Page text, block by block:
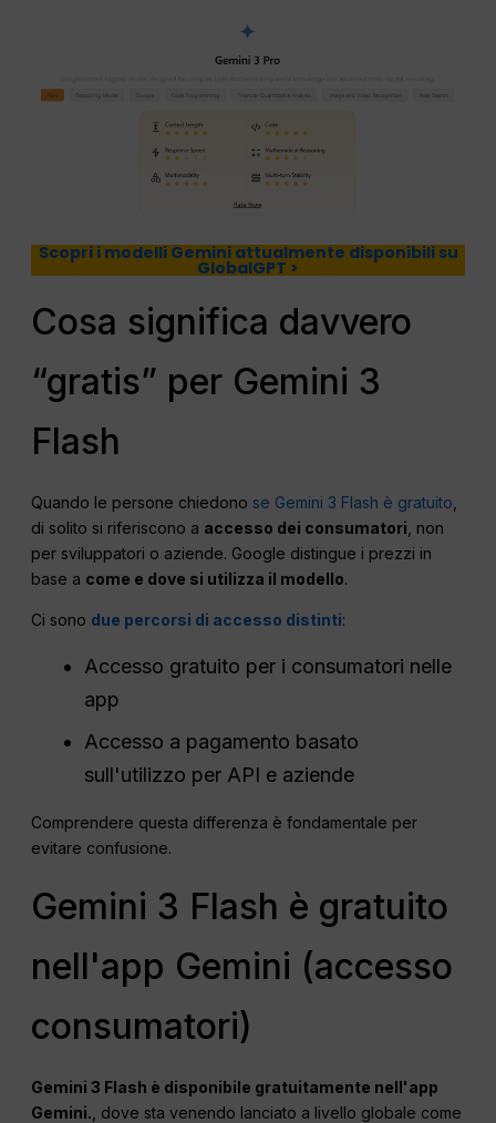
Scopri i modelli Gemini attualmente disponibili su
GlobalGPT >
Cosa significa davvero
“gratis” per Gemini 3
Flash
Quando le persone chiedono se Gemini 3 Flash è gratuito
di solito si riferiscono a accesso dei consumatori , non
per sviluppatori o aziende. Google distingue i prezzi in
base a come e dove si utilizza il modello.
Ci sono due percorsi di accesso distinti:
Accesso gratuito per i consumatori nelle
app
Accesso a pagamento basato
sull'utilizzo per API e aziende
Comprendere questa differenza è fondamentale per
evitare confusione.
Gemini 3 Flash è gratuito
nell'app Gemini (accesso
consumatori)
Gemini 3 Flash è disponibile gratuitamente nell'app
Gemini. , dove sta venendo lanciato a livello globale come